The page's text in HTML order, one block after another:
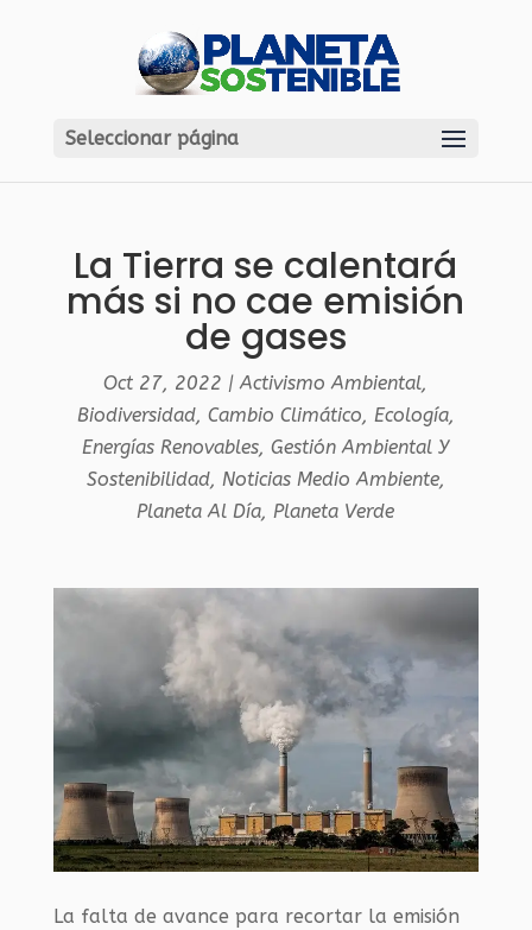
Seleccionar página
La Tierra se calentará
más si no cae emisión
de gases
Oct 27, 2022 |Activismo Ambiental,
Biodiversidad, Cambio Climático, Ecología,
Energías Renovables,Gestión Ambiental Y
Sostenibilidad, Noticias Medio Ambiente,
Planeta Al Día,Planeta Verde
La falta de avance para recortar la emisión